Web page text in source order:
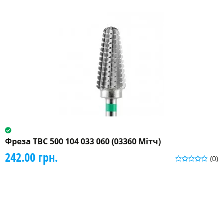
Фреза ТВС 500 104 033 060 (03360 Мітч)
(0)
242.00 грн.